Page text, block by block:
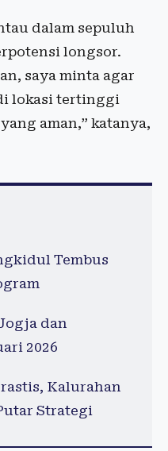
dalam sepuluh
longsor.
saya minta agar
lokasi tertinggi
aman,” katanya,
Tembus
dan
2026
Kalurahan
Strategi